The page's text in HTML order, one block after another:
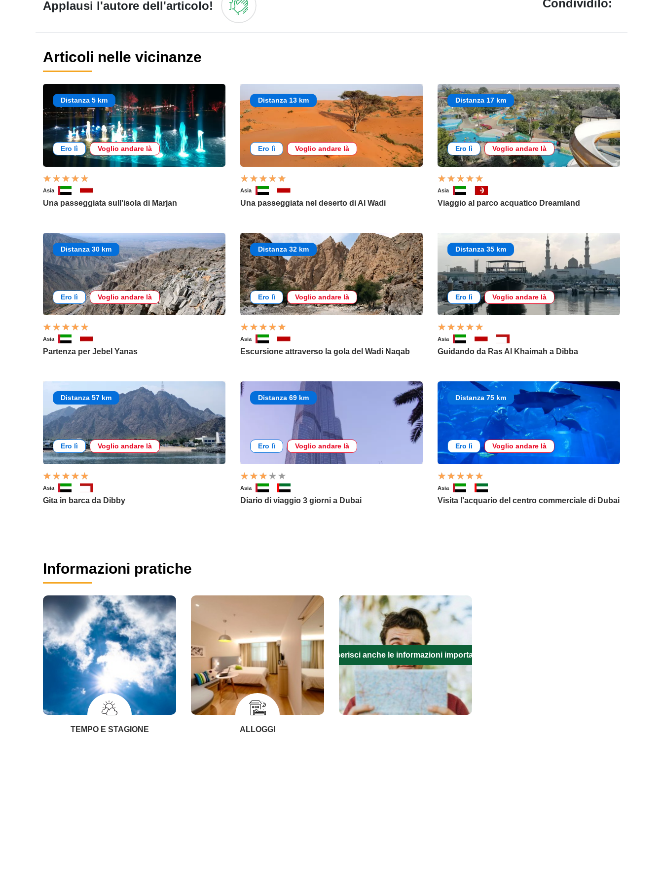
Applausi l'autore dell'articolo! Condividilo:
Articoli nelle vicinanze
Distanza 5 km
Ero lì Voglio andare là
Asia
Una passeggiata sull'isola di Marjan
Distanza 13 km
Ero lì Voglio andare là
Asia
Una passeggiata nel deserto di Al Wadi
Distanza 17 km
Ero lì Voglio andare là
Asia
Viaggio al parco acquatico Dreamland
Distanza 30 km
Ero lì Voglio andare là
Asia
Partenza per Jebel Yanas
Distanza 32 km
Ero lì Voglio andare là
Asia
Escursione attraverso la gola del Wadi Naqab
Distanza 35 km
Ero lì Voglio andare là
Asia
Guidando da Ras Al Khaimah a Dibba
Distanza 57 km
Ero lì Voglio andare là
Asia
Gita in barca da Dibby
Distanza 69 km
Ero lì Voglio andare là
Asia
Diario di viaggio 3 giorni a Dubai
Distanza 75 km
Ero lì Voglio andare là
Asia
Visita l'acquario del centro commerciale di Dubai
Informazioni pratiche
TEMPO E STAGIONE ALLOGGI
Inserisci anche le informazioni importanti